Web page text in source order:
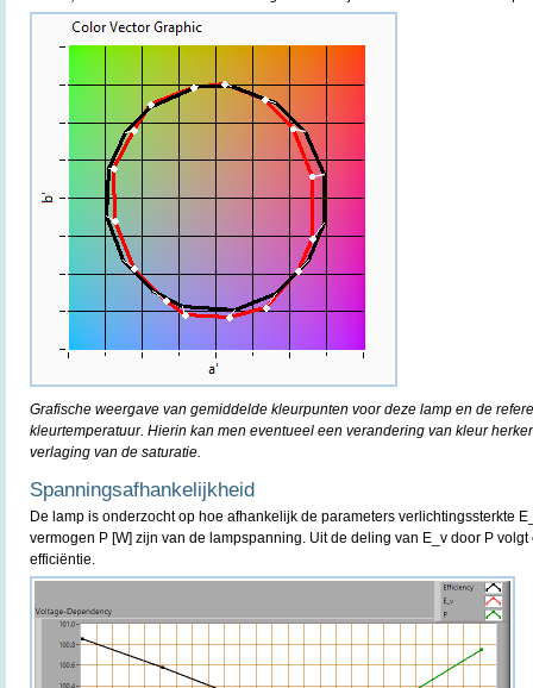
Grafische weergave van gemiddelde kleurpunten voor deze lamp en de
kleurtemperatuur. Hierin kan men eventueel een verandering van kleur
verlaging van de saturatie.
Spanningsafhankelijkheid
De lamp is onderzocht op hoe afhankelijk de parameters verlichtingssterkte
vermogen P [W] zijn van de lampspanning. Uit de deling van E_v door P
efficiëntie.